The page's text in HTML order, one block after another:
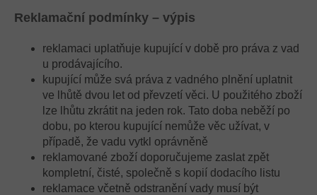
Reklamační podmínky – výpis
reklamaci uplatňuje kupující v době pro práva z vad
u prodávajícího.
kupující může svá práva z vadného plnění uplatnit
ve lhůtě dvou let od převzetí věci. U použitého zboží
lze lhůtu zkrátit na jeden rok. Tato doba neběží po
dobu, po kterou kupující nemůže věc užívat, v
případě, že vadu vytkl oprávněně
reklamované zboží doporučujeme zaslat zpět
kompletní, čisté, společně s kopií dodacího listu
reklamace včetně odstranění vady musí být